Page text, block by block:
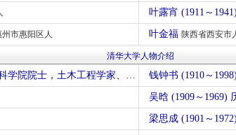
叶露宵 (1911～1941)
市惠阳区人 叶金福 陕西省西安市
清华大学人物介绍
茅以升 (1896～1989) 中国科学院院士，土木工程学家、桥梁专家、工程教育家 钱钟书 (1910～
吴晗 (1909～1969)
梁思成 (1901～